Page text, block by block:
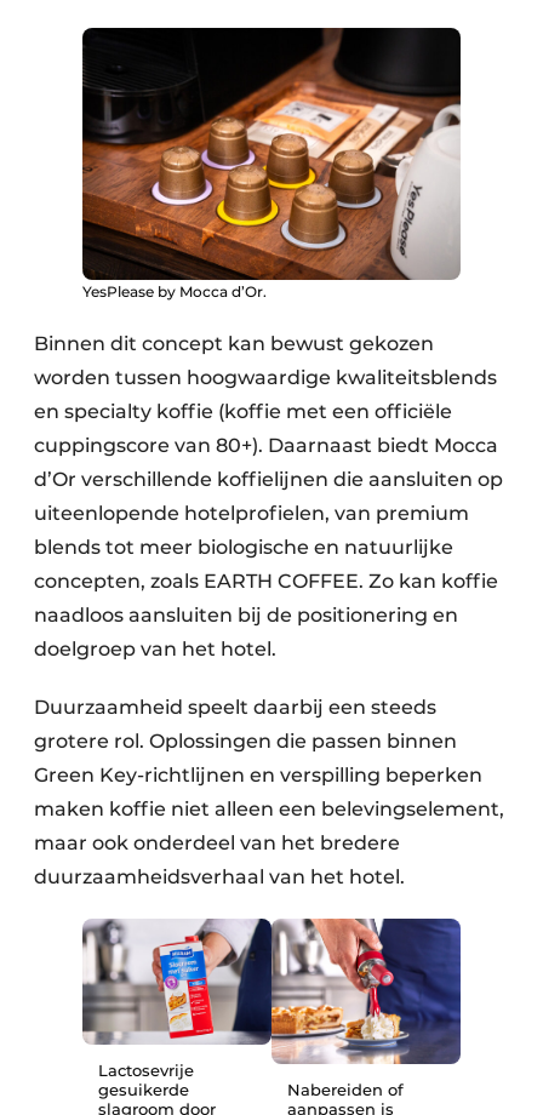
YesPlease by Mocca d’Or.
Binnen dit concept kan bewust gekozen
worden tussen hoogwaardige kwaliteitsblends
en specialty koffie (koffie met een officiële
cuppingscore van 80+). Daarnaast biedt Mocca
d’Or verschillende koffielijnen die aansluiten op
uiteenlopende hotelprofielen, van premium
blends tot meer biologische en natuurlijke
concepten, zoals EARTH COFFEE. Zo kan koffie
naadloos aansluiten bij de positionering en
doelgroep van het hotel.
Duurzaamheid speelt daarbij een steeds
grotere rol. Oplossingen die passen binnen
Green Key-richtlijnen en verspilling beperken
maken koffie niet alleen een belevingselement,
maar ook onderdeel van het bredere
duurzaamheidsverhaal van het hotel.
Lactosevrije
gesuikerde
slagroom door
Nabereiden of
aanpassen is